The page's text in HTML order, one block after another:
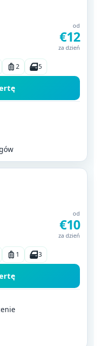
od
€12
za dzień
2 5
od
€10
za dzień
1 3